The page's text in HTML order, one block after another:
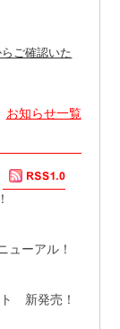
ご確認いた
お知らせ一覧
ーアル！
新発売！